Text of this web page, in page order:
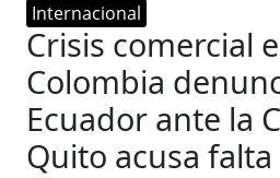
Internacional
Crisis comercial
Colombia
Ecuador ante la
Quito acusa